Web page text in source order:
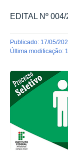
EDITAL Nº
publicado: 17/05/
última modificação: